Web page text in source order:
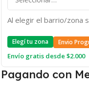
Al elegir el barrio/zona
Elegí tu zona Envio
Envío gratis desde $2.000
Pagando con